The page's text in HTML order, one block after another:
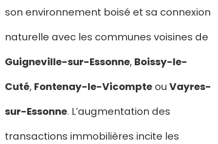
son environnement boisé et sa connexion
naturelle avec les communes voisines de
Guigneville-sur-Essonne, Boissy-le-
Cuté, Fontenay-le-Vicompte ou Vayres-
sur-Essonne. L’augmentation des
transactions immobilières incite les